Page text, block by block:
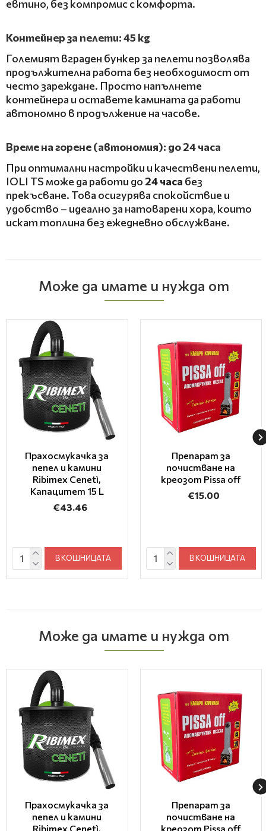
Може да имате и нужда от
Прахосмукачка за
пепел и камини
Ribimex Cenetì,
Капацитет 15 L
€43.46
В КОШНИЦАТА
Препарат за
почистване на
креозот Pissa off
€15.00
В КОШНИЦАТА
Може да имате и нужда от
Прахосмукачка за
пепел и камини
Ribimex Cenetì,
Препарат за
почистване на
креозот Pissa off
евтино, без компромис с комфорта.
Контейнер за пелети: 45 kg
Големият вграден бункер за пелети позволява
продължителна работа без необходимост от
често зареждане. Просто напълнете
контейнера и оставете камината да работи
автономно в продължение на часове.
Време на горене (автономия): до 24 часа
При оптимални настройки и качествени пелети,
IOLI TS може да работи до 24 часа без
прекъсване. Това осигурява спокойствие и
удобство – идеално за натоварени хора, които
искат топлина без ежедневно обслужване.